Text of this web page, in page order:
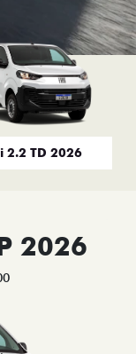
2.2 TD 2026
2026